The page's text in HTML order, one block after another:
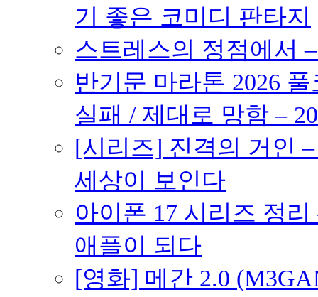
기 좋은 코미디 판타지
스트레스의 정점에서
반기문 마라톤 2026
실패 / 제대로 망함 –
[시리즈] 진격의 거인
세상이 보인다
아이폰 17 시리즈 정
애플이 되다
[영화] 메간 2.0